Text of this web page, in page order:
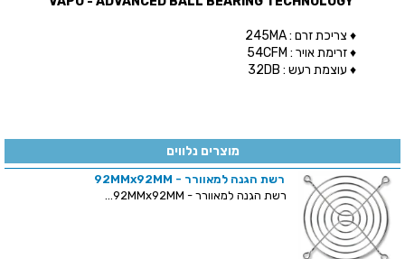
♦ צריכת זרם : 245MA
♦ זרימת אויר : 54CFM
♦ עוצמת רעש : 32DB
מוצרים נלווים
רשת הגנה למאוורר - 92MMx92MM
רשת הגנה למאוורר - 92MMx92MM...